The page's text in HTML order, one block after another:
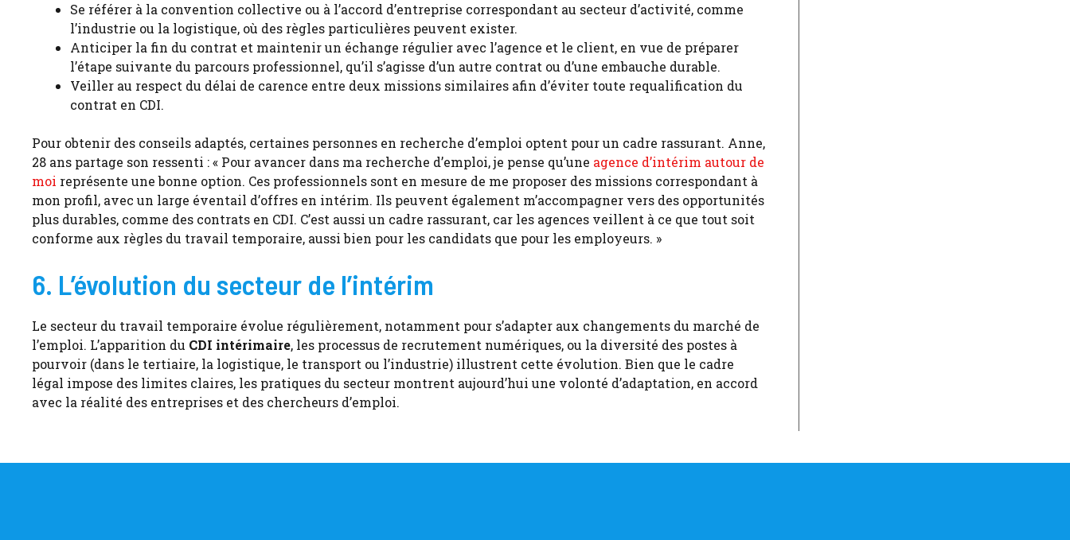
Se référer à la convention collective ou à l’accord d’entreprise correspondant au secteur d’activité, comme
l’industrie ou la logistique, où des règles particulières peuvent exister.
Anticiper la fin du contrat et maintenir un échange régulier avec l’agence et le client, en vue de préparer
l’étape suivante du parcours professionnel, qu’il s’agisse d’un autre contrat ou d’une embauche durable.
Veiller au respect du délai de carence entre deux missions similaires afin d’éviter toute requalification du
contrat en CDI.
Pour obtenir des conseils adaptés, certaines personnes en recherche d’emploi optent pour un cadre rassurant. Anne,
28 ans partage son ressenti : « Pour avancer dans ma recherche d’emploi, je pense qu’une agence d’intérim autour de
moi représente une bonne option. Ces professionnels sont en mesure de me proposer des missions correspondant à
mon profil, avec un large éventail d’offres en intérim. Ils peuvent également m’accompagner vers des opportunités
plus durables, comme des contrats en CDI. C’est aussi un cadre rassurant, car les agences veillent à ce que tout soit
conforme aux règles du travail temporaire, aussi bien pour les candidats que pour les employeurs. »
6. L’évolution du secteur de l’intérim
Le secteur du travail temporaire évolue régulièrement, notamment pour s’adapter aux changements du marché de
l’emploi. L’apparition du CDI intérimaire, les processus de recrutement numériques, ou la diversité des postes à
pourvoir (dans le tertiaire, la logistique, le transport ou l’industrie) illustrent cette évolution. Bien que le cadre
légal impose des limites claires, les pratiques du secteur montrent aujourd’hui une volonté d’adaptation, en accord
avec la réalité des entreprises et des chercheurs d’emploi.